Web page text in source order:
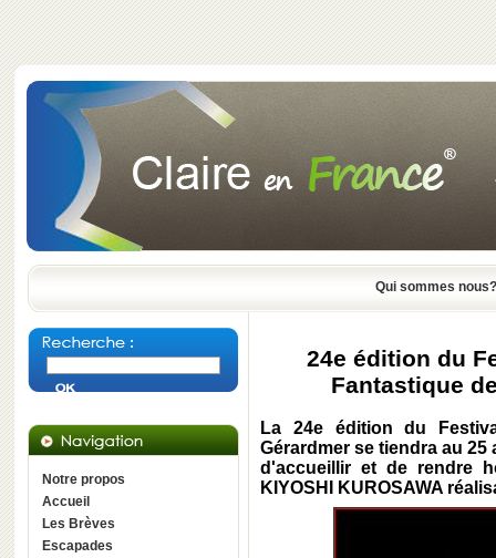
Qui sommes nous?
Notre propos
Accueil
Les Brèves
Escapades
24e édition du
Fantastique
La 24e édition du
Gérardmer se tiendra au
d'accueillir et de rendre
KIYOSHI KUROSAWA